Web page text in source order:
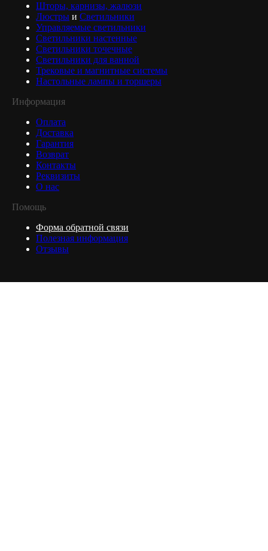
Шторы, карнизы, жалюзи
Люстры и Светильники
Управляемые светильники
Светильники настенные
Светильники точечные
Светильники для ванной
Трековые и магнитные системы
Настольные лампы и торшеры
Информация
Оплата
Доставка
Гарантия
Возврат
Контакты
Реквизиты
О нас
Помощь
Форма обратной связи
Полезная информация
Отзывы